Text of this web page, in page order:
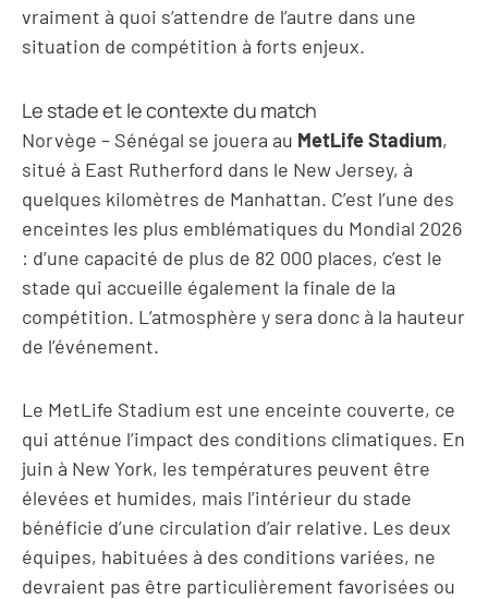
vraiment à quoi s’attendre de l’autre dans une
situation de compétition à forts enjeux.
Le stade et le contexte du match
Norvège – Sénégal se jouera au MetLife Stadium,
situé à East Rutherford dans le New Jersey, à
quelques kilomètres de Manhattan. C’est l’une des
enceintes les plus emblématiques du Mondial 2026
: d’une capacité de plus de 82 000 places, c’est le
stade qui accueille également la finale de la
compétition. L’atmosphère y sera donc à la hauteur
de l’événement.
Le MetLife Stadium est une enceinte couverte, ce
qui atténue l’impact des conditions climatiques. En
juin à New York, les températures peuvent être
élevées et humides, mais l’intérieur du stade
bénéficie d’une circulation d’air relative. Les deux
équipes, habituées à des conditions variées, ne
devraient pas être particulièrement favorisées ou